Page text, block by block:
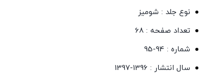
نوع جلد : شومیز
تعداد صفحه : 68
شماره : 94-95
سال انتشار : 1396-1397